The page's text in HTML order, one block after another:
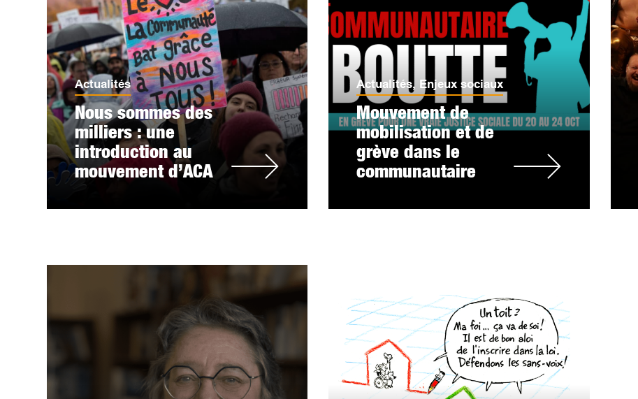
Actualités
Nous sommes des
milliers : une
introduction au
mouvement d’ACA
Actualités, Enjeux sociaux
Mouvement de
mobilisation et de
grève dans le
communautaire